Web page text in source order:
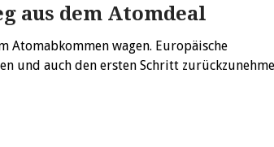
aus dem Atomdeal
Atomabkommen wagen. Europäische
und auch den ersten Schritt